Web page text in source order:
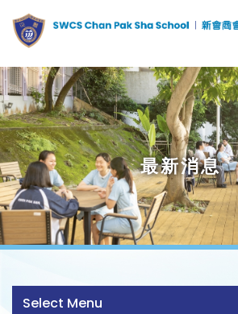
最新消息
Select Menu